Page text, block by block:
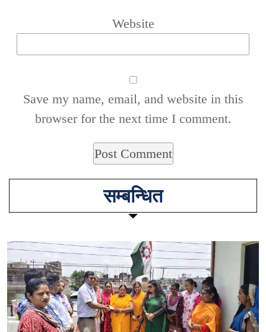
Website
Save my name, email, and website in this
browser for the next time I comment.
सम्बन्धित